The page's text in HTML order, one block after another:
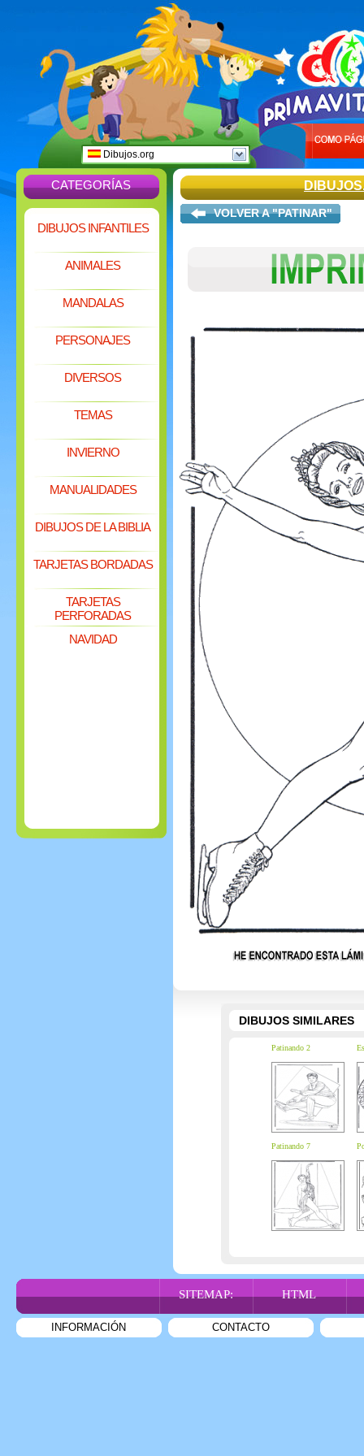
Dibujos.org
CATEGORÍAS
DIBUJOS INFANTILES
ANIMALES
MANDALAS
PERSONAJES
DIVERSOS
TEMAS
INVIERNO
MANUALIDADES
DIBUJOS DE LA BIBLIA
TARJETAS BORDADAS
TARJETAS
PERFORADAS
NAVIDAD
VOLVER A "PATINAR"
DIBUJOS SIMILARES
Patinando 2
Patinando 7
SITEMAP: HTML
INFORMACIÓN CONTACTO